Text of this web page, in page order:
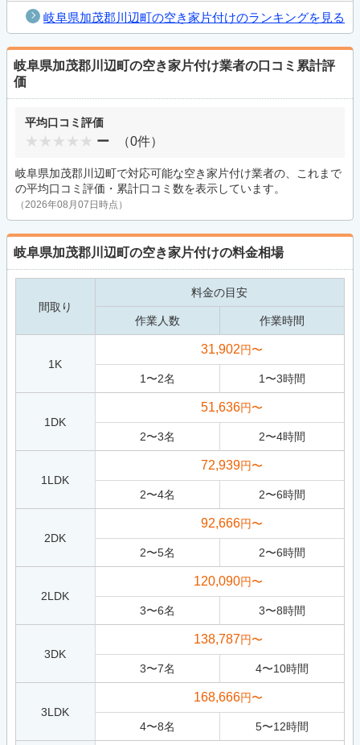
岐阜県加茂郡川辺町の空き家片付けのランキングを見る
岐阜県加茂郡川辺町の空き家片付け業者の口コミ累計評
価
平均口コミ評価
ー （0件）
岐阜県加茂郡川辺町で対応可能な空き家片付け業者の、これまで
の平均口コミ評価・累計口コミ数を表示しています。
（2026年08月07日時点）
岐阜県加茂郡川辺町の空き家片付けの料金相場
間取り
料金の目安
作業人数 作業時間
1K
31,902円〜
1〜2名 1〜3時間
1DK
51,636円〜
2〜3名 2〜4時間
1LDK
72,939円〜
2〜4名 2〜6時間
2DK
92,666円〜
2〜5名 2〜6時間
2LDK
120,090円〜
3〜6名 3〜8時間
3DK
138,787円〜
3〜7名 4〜10時間
3LDK
168,666円〜
4〜8名 5〜12時間